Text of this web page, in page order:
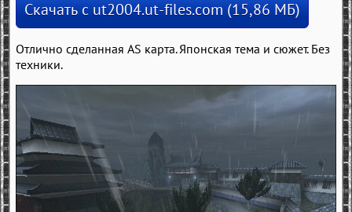
Скачать с ut2004.ut-files.com (15,86 МБ)
Отлично сделанная AS карта. Японская тема и сюжет. Без
техники.